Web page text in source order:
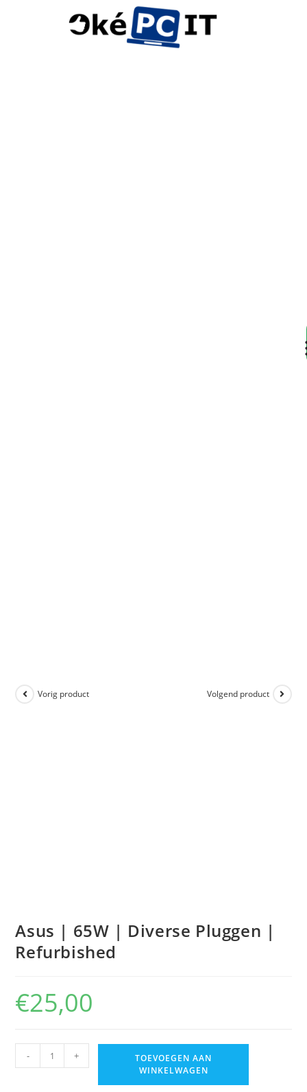
Vorig product Volgend product
Asus | 65W | Diverse Pluggen |
Refurbished
€25,00
- +
TOEVOEGEN AAN
WINKELWAGEN